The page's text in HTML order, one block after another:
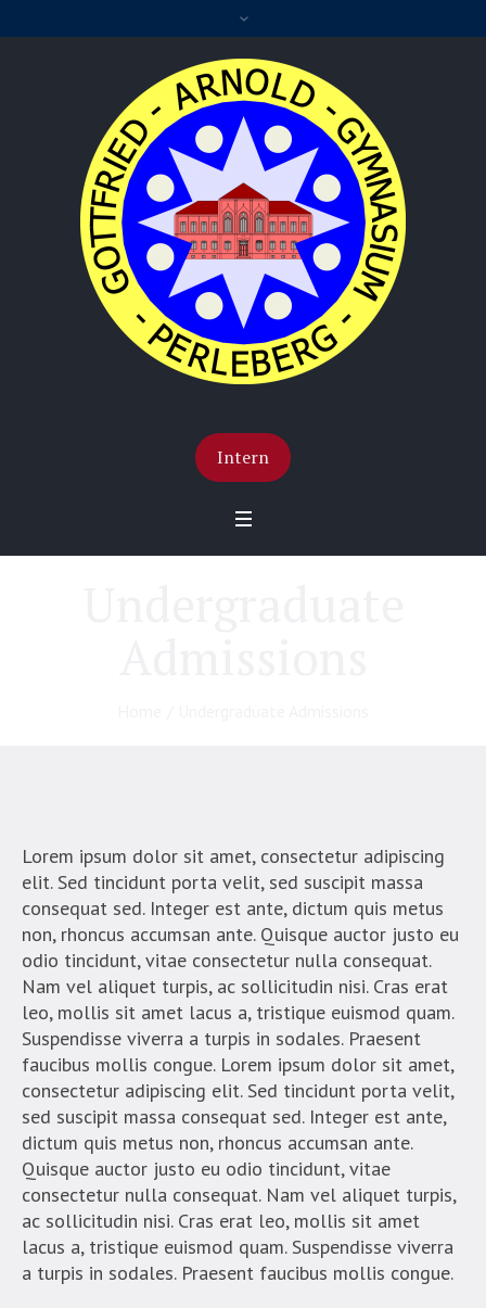
Intern
Lorem ipsum dolor sit amet, consectetur adipiscing
elit. Sed tincidunt porta velit, sed suscipit massa
consequat sed. Integer est ante, dictum quis metus
non, rhoncus accumsan ante. Quisque auctor justo eu
odio tincidunt, vitae consectetur nulla consequat.
Nam vel aliquet turpis, ac sollicitudin nisi. Cras erat
leo, mollis sit amet lacus a, tristique euismod quam.
Suspendisse viverra a turpis in sodales. Praesent
faucibus mollis congue. Lorem ipsum dolor sit amet,
consectetur adipiscing elit. Sed tincidunt porta velit,
sed suscipit massa consequat sed. Integer est ante,
dictum quis metus non, rhoncus accumsan ante.
Quisque auctor justo eu odio tincidunt, vitae
consectetur nulla consequat. Nam vel aliquet turpis,
ac sollicitudin nisi. Cras erat leo, mollis sit amet
lacus a, tristique euismod quam. Suspendisse viverra
a turpis in sodales. Praesent faucibus mollis congue.